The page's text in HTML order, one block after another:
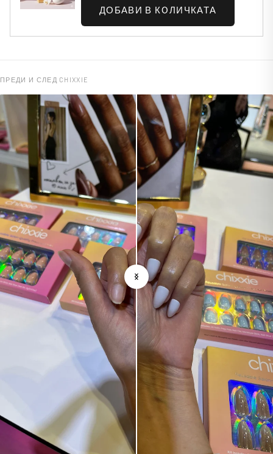
ДОБАВИ В КОЛИЧКАТА
ПРЕДИ И СЛЕД CHIXXIE